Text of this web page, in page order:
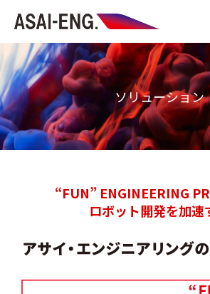
ソリューション
“FUN” ENGINEERING
ロボット開発を加速